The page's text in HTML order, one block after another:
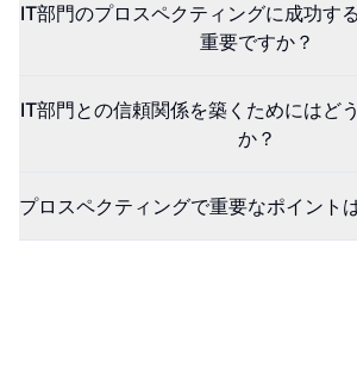
IT部門のプロスペクティングに成功す
重要ですか？
IT部門との信頼関係を築くためにはど
か？
プロスペクティングで重要なポイント